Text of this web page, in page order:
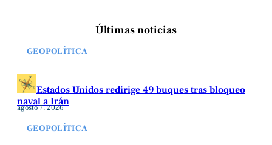
Últimas noticias
GEOPOLÍTICA
Estados Unidos redirige 49 buques tras bloqueo
naval a Irán
agosto 7, 2026
GEOPOLÍTICA